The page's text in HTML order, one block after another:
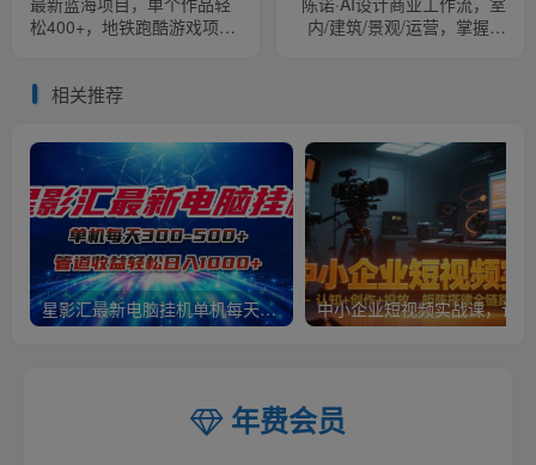
松400+，地铁跑酷游戏项
内/建筑/景观/运营，掌握五
相关推荐
星影汇最新电脑挂机单机每天300+团队管道收益轻松日入1000+
年费会员